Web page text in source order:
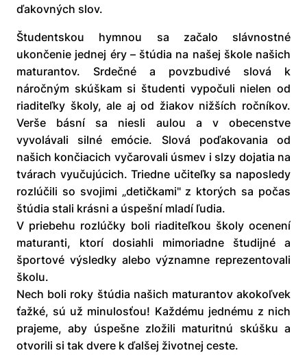
ďakovných slov.
Študentskou hymnou sa začalo slávnostné
ukončenie jednej éry – štúdia na našej škole našich
maturantov. Srdečné a povzbudivé slová k
náročným skúškam si študenti vypočuli nielen od
riaditeľky školy, ale aj od žiakov nižších ročníkov.
Verše básní sa niesli aulou a v obecenstve
vyvolávali silné emócie. Slová poďakovania od
našich končiacich vyčarovali úsmev i slzy dojatia na
tvárach vyučujúcich. Triedne učiteľky sa naposledy
rozlúčili so svojimi „detičkami" z ktorých sa počas
štúdia stali krásni a úspešní mladí ľudia.
V priebehu rozlúčky boli riaditeľkou školy ocenení
maturanti, ktorí dosiahli mimoriadne študijné a
športové výsledky alebo významne reprezentovali
školu.
Nech boli roky štúdia našich maturantov akokoľvek
ťažké, sú už minulosťou! Každému jednému z nich
prajeme, aby úspešne zložili maturitnú skúšku a
otvorili si tak dvere k ďalšej životnej ceste.